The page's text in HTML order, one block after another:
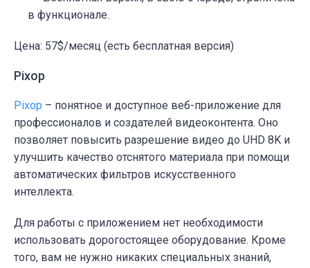
в функционале.
Цена: 57$/месяц (есть бесплатная версия)
Pixop
Pixop – понятное и доступное веб-приложение для
профессионалов и создателей видеоконтента. Оно
позволяет повысить разрешение видео до UHD 8K и
улучшить качество отснятого материала при помощи
автоматических фильтров искусственного
интеллекта.
Для работы с приложением нет необходимости
использовать дорогостоящее оборудование. Кроме
того, вам не нужно никаких специальных знаний,